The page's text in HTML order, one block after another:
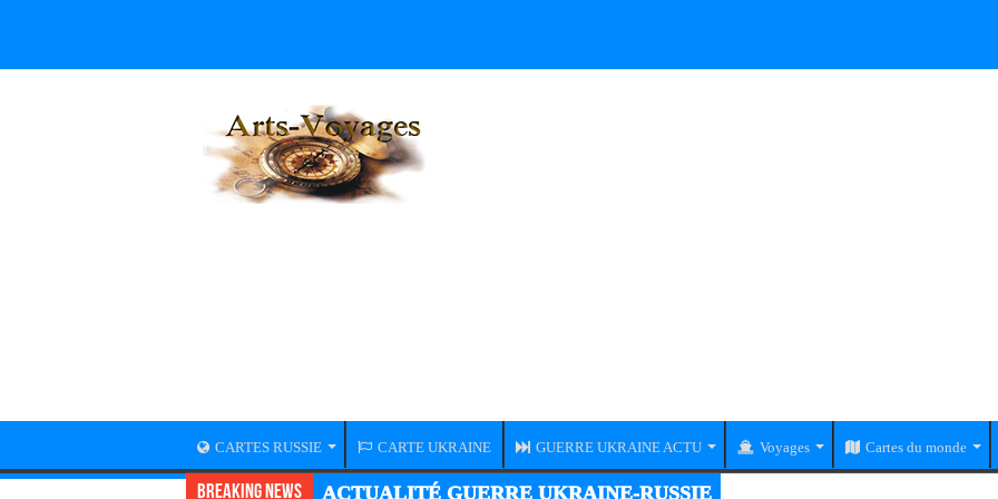
CARTES RUSSIE CARTE UKRAINE GUERRE UKRAINE ACTU Voyages Cartes du monde
Breaking News ACTUALITÉ GUERRE UKRAINE-RUSSIE